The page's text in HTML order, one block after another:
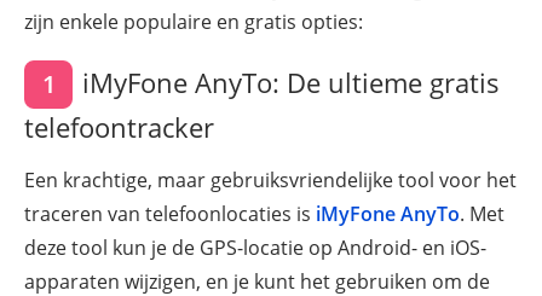
zijn enkele populaire en gratis opties:
1
iMyFone AnyTo: De ultieme gratis
telefoontracker
Een krachtige, maar gebruiksvriendelijke tool voor het
traceren van telefoonlocaties is iMyFone AnyTo. Met
deze tool kun je de GPS-locatie op Android- en iOS-
apparaten wijzigen, en je kunt het gebruiken om de